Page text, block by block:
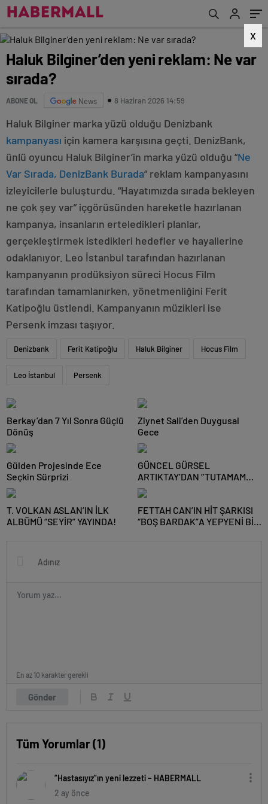
X
Haluk Bilginer’den yeni reklam: Ne var
sırada?
ABONE OL News 8 Haziran 2026 14:59
Haluk Bilginer marka yüzü olduğu Denizbank
kampanyası için kamera karşısına geçti. DenizBank,
ünlü oyuncu Haluk Bilginer’in marka yüzü olduğu “Ne
Var Sırada, DenizBank Burada” reklam kampanyasını
izleyicilerle buluşturdu. “Hayatımızda sırada bekleyen
ne çok şey var” içgörüsünden hareketle hazırlanan
kampanya, insanların erteledikleri planlar,
gerçekleştirmek istedikleri hedefler ve hayallerine
odaklanıyor. Leo İstanbul tarafından hazırlanan
kampanyanın prodüksiyon süreci Hocus Film
tarafından tamamlanırken, yönetmenliğini Ferit
Katipoğlu üstlendi. Kampanyanın müzikleri ise
Persenk imzası taşıyor.
Denizbank Ferit Katipoğlu Haluk Bilginer Hocus Film
Leo İstanbul Persenk
Berkay’dan 7 Yıl Sonra Güçlü
Dönüş
Ziynet Sali’den Duygusal
Gece
Gülden Projesinde Ece
Seçkin Sürprizi
GÜNCEL GÜRSEL
ARTIKTAY’DAN ‘’TUTAMAM
ELLERİNİ’’ DİNLEYİCİYLE
BULUŞUYOR!
T. VOLKAN ASLAN’IN İLK
ALBÜMÜ “SEYİR” YAYINDA!
FETTAH CAN’IN HİT ŞARKISI
“BOŞ BARDAK”A YEPYENİ BİR
Gönder
En az 10 karakter gerekli
Tüm Yorumlar (1)
“Hastasıyız”ın yeni lezzeti – HABERMALL
2 ay önce